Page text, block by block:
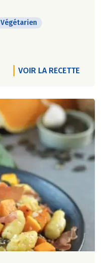
Végétarien
VOIR LA RECETTE